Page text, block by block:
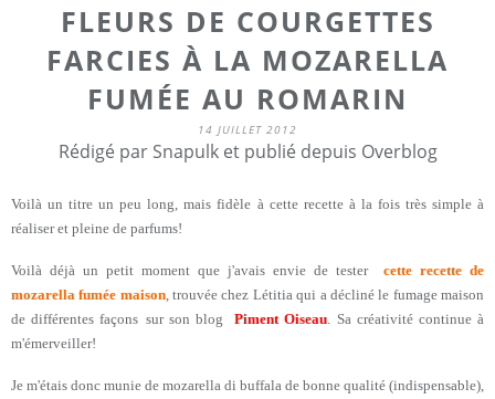
FLEURS DE COURGETTES
FARCIES À LA MOZARELLA
FUMÉE AU ROMARIN
14 JUILLET 2012
Rédigé par Snapulk et publié depuis Overblog
Voilà un titre un peu long, mais fidèle à cette recette à la fois très simple à
réaliser et pleine de parfums!
Voilà déjà un petit moment que j'avais envie de tester
cette recette de
mozarella fumée maison, trouvée chez Létitia qui a décliné le fumage maison
de différentes façons sur son blog Piment Oiseau . Sa créativité continue à
m'émerveiller!
Je m'étais donc munie de mozarella di buffala de bonne qualité (indispensable),